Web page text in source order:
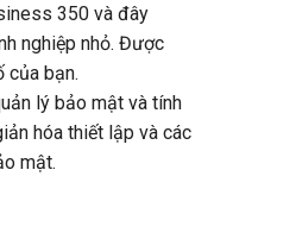
350 và đây
nghiệp nhỏ. Được
của bạn.
lý bảo mật và tính
hóa thiết lập và các
mật.